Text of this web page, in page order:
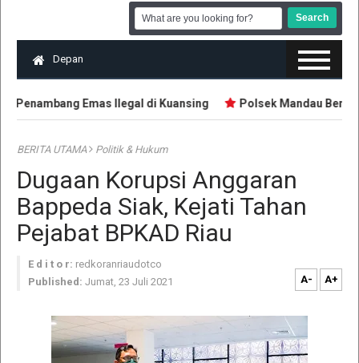
Depan
Emas Ilegal di Kuansing Polsek Mandau
BERITA UTAMA Politik & Hukum
Dugaan Korupsi Anggaran
Bappeda Siak, Kejati Tahan
Pejabat BPKAD Riau
E d i t o r: redkoranriaudotco
Published: Jumat, 23 Juli 2021 A- A+